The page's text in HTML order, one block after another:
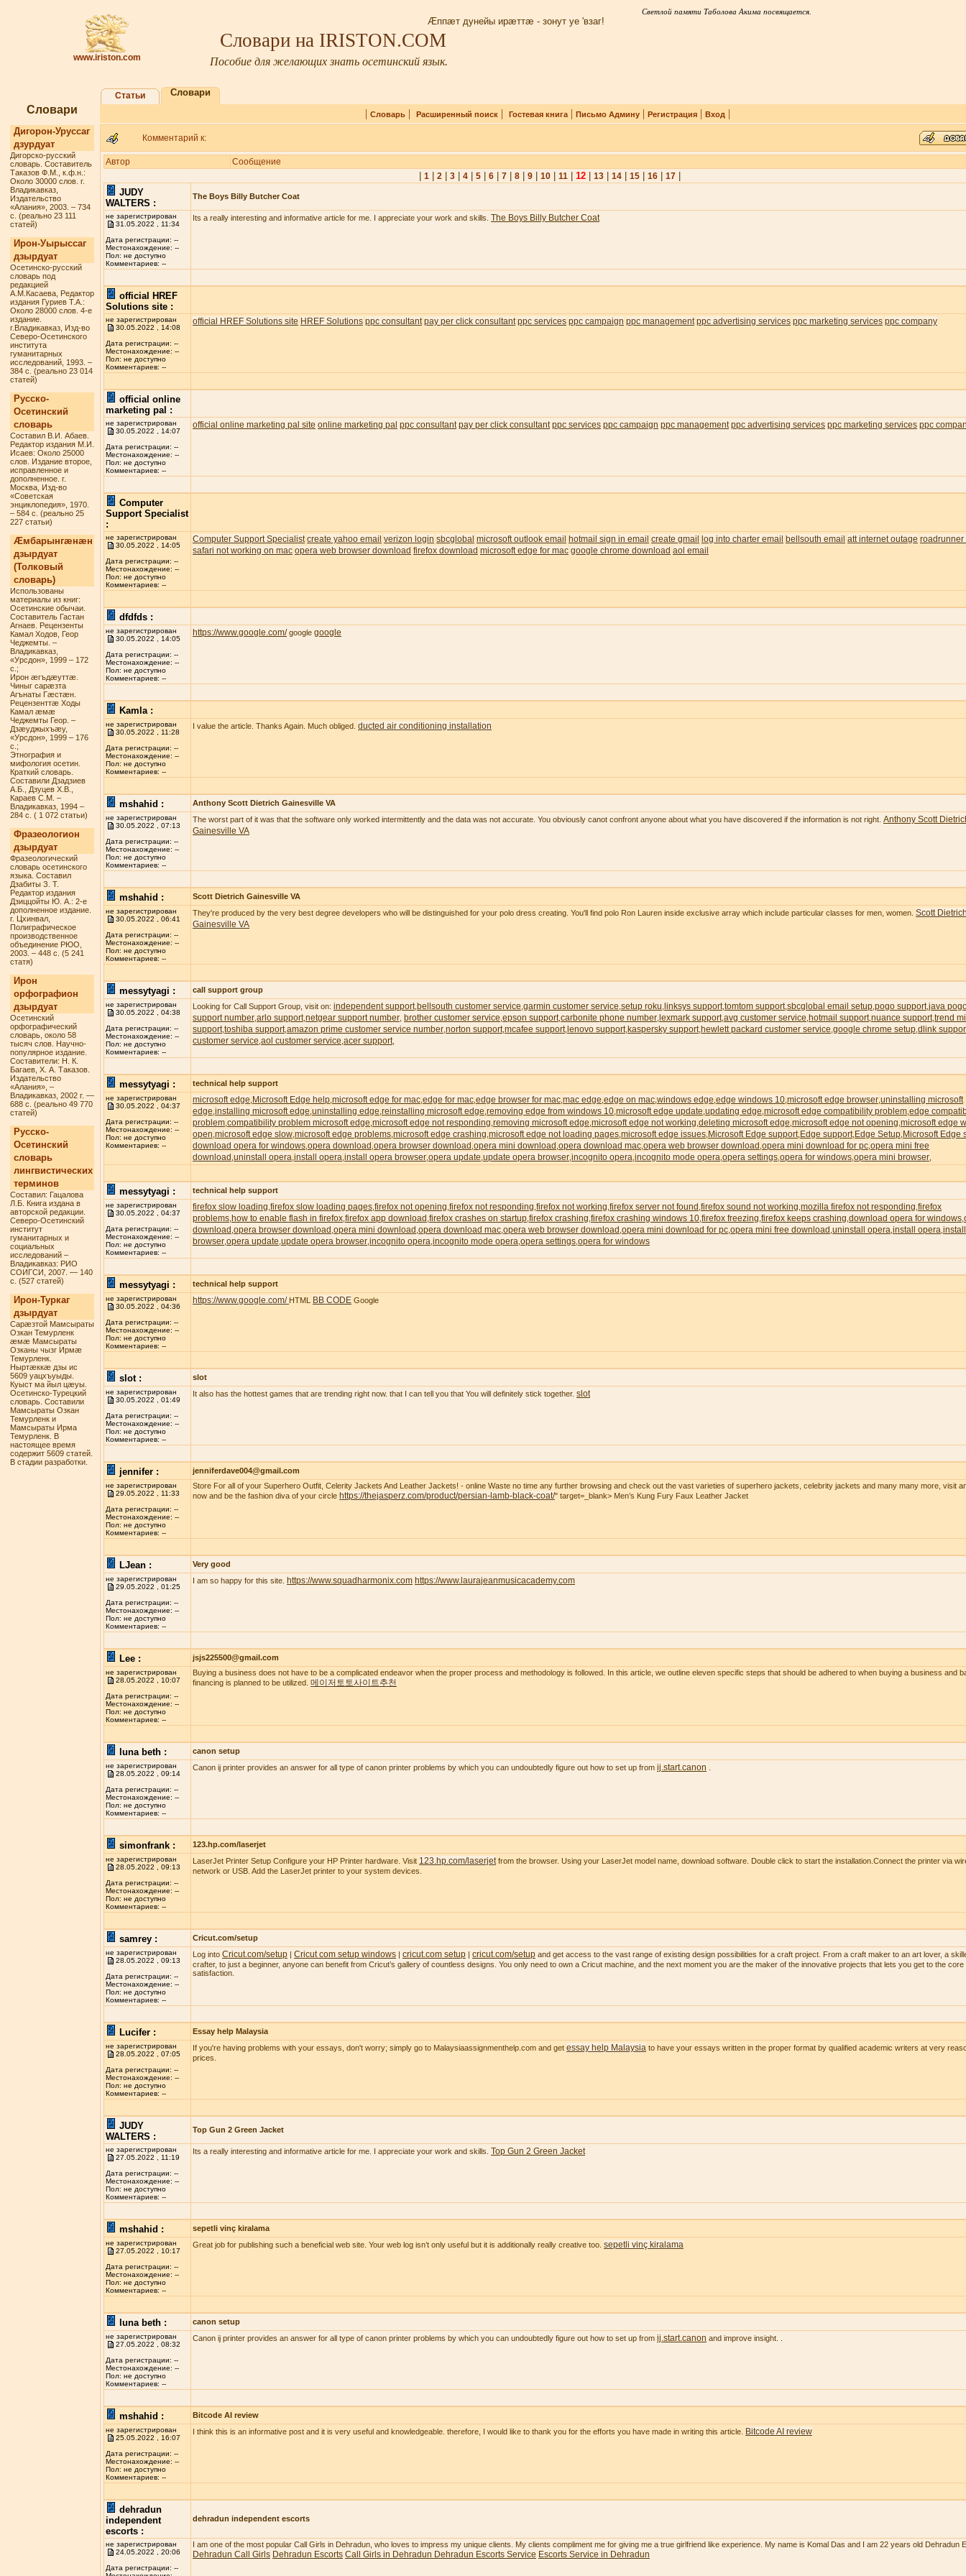
www.iriston.com
Светлой памяти Таболова Акима посвящается.
Æппæт дунейы ирæттæ - зонут уе 'взаг!
Словари на IRISTON.COM
Пособие для желающих знать осетинский язык.
Словари
Дигорон-Уруссаг
дзурдуат
Дигорско-русский
словарь. Составитель
Таказов Ф.М., к.ф.н.:
Около 30000 слов. г.
Владикавказ,
Издательство
«Алания», 2003. – 734
с. (реально 23 111
статей)
Ирон-Уырыссаг
дзырдуат
Осетинско-русский
словарь под
редакцией
А.М.Касаева, Редактор
издания Гуриев Т.А.:
Около 28000 слов. 4-е
издание.
г.Владикавказ, Изд-во
Северо-Осетинского
института
гуманитарных
исследований, 1993. –
384 с. (реально 23 014
статей)
Русско-
Осетинский
словарь
Составил В.И. Абаев.
Редактор издания М.И.
Исаев: Около 25000
слов. Издание второе,
исправленное и
дополненное. г.
Москва, Изд-во
«Советская
энциклопедия», 1970.
– 584 с. (реально 25
227 статьи)
Æмбарынгæнæн
дзырдуат
(Толковый
словарь)
Использованы
материалы из книг:
Осетинские обычаи.
Составитель Гастан
Агнаев. Рецензенты
Камал Ходов, Геор
Чеджемты. –
Владикавказ,
«Урсдон», 1999 – 172
с.;
Ирон æгъдæуттæ.
Чиныг сарæзта
Агънаты Гæстæн.
Рецензенттæ Ходы
Камал æмæ
Чеджемты Геор. –
Дзæуджыхъæу,
«Урсдон», 1999 – 176
с.;
Этнография и
мифология осетин.
Краткий словарь.
Составили Дзадзиев
А.Б., Дзуцев Х.В.,
Караев С.М. –
Владикавказ, 1994 –
284 с. ( 1 072 статьи)
Фразеологион
дзырдуат
Фразеологический
словарь осетинского
языка. Составил
Дзабиты З. Т.
Редактор издания
Дзиццойты Ю. А.: 2-е
дополненное издание.
г. Цхинвал,
Полиграфическое
производственное
объединение РЮО,
2003. – 448 с. (5 241
статя)
Ирон
орфографион
дзырдуат
Осетинский
орфографический
словарь, около 58
тысяч слов. Научно-
популярное издание.
Составители: Н. К.
Багаев, Х. А. Таказов.
Издательство
«Алания», –
Владикавказ, 2002 г. —
688 с. (реально 49 770
статей)
Русско-
Осетинский
словарь
лингвистических
терминов
Составил: Гацалова
Л.Б. Книга издана в
авторской редакции.
Северо-Осетинский
институт
гуманитарных и
социальных
исследований –
Владикавказ: РИО
СОИГСИ, 2007. — 140
с. (527 статей)
Ирон-Туркаг
дзырдуат
Сарæзтой Мамсыраты
Озкан Темурленк
æмæ Мамсыраты
Озканы чызг Ирмæ
Темурленк.
Ныртæккæ дзы ис
5609 уацхъуыды.
Куыст ма йыл цæуы.
Осетинско-Турецкий
словарь. Составили
Мамсыраты Озкан
Темурленк и
Мамсыраты Ирма
Темурленк. В
настоящее время
содержит 5609 статей.
В стадии разработки.
Статьи Словари
| Словарь | Расширенный поиск | Гостевая книга | Письмо Админу | Регистрация | Вход |
Комментарий к:
Автор Сообщение
1 2 3 4 5 6 7 8 9 10 11 12 13 14 15 16 17
JUDY
WALTERS :
The Boys Billy Butcher Coat
не зарегистрирован
31.05.2022 , 11:34
Дата регистрации: --
Местонахождение: --
Пол: не доступно
Комментариев: --
Its a really interesting and informative article for me. I appreciate your work and skills. The Boys Billy Butcher Coat
official HREF
Solutions site :
не зарегистрирован
30.05.2022 , 14:08
Дата регистрации: --
Местонахождение: --
Пол: не доступно
Комментариев: --
official HREF Solutions site HREF Solutions ppc consultant pay per click consultant ppc services ppc campaign ppc management ppc advertising services ppc marketing services ppc company
official online
marketing pal :
не зарегистрирован
30.05.2022 , 14:07
Дата регистрации: --
Местонахождение: --
Пол: не доступно
Комментариев: --
official online marketing pal site online marketing pal ppc consultant pay per click consultant ppc services ppc campaign ppc management ppc advertising services ppc marketing services ppc
Computer
Support Specialist
:
не зарегистрирован
30.05.2022 , 14:05
Дата регистрации: --
Местонахождение: --
Пол: не доступно
Комментариев: --
Computer Support Specialist create yahoo email verizon login sbcglobal microsoft outlook email hotmail sign in email create gmail log into charter email bellsouth email att internet outage roadrunner
safari not working on mac opera web browser download firefox download microsoft edge for mac google chrome download aol email
dfdfds :
не зарегистрирован
30.05.2022 , 14:05
Дата регистрации: --
Местонахождение: --
Пол: не доступно
Комментариев: --
https://www.google.com/google google
Kamla :
не зарегистрирован
30.05.2022 , 11:28
Дата регистрации: --
Местонахождение: --
Пол: не доступно
Комментариев: --
I value the article. Thanks Again. Much obliged. ducted air conditioning installation
mshahid : Anthony Scott Dietrich Gainesville VA
не зарегистрирован
30.05.2022 , 07:13
Дата регистрации: --
Местонахождение: --
Пол: не доступно
Комментариев: --
The worst part of it was that the software only worked intermittently and the data was not accurate. You obviously canot confront anyone about what you have discovered if the information is not right. Anthony Scott
Gainesville VA
mshahid : Scott Dietrich Gainesville VA
не зарегистрирован
30.05.2022 , 06:41
Дата регистрации: --
Местонахождение: --
Пол: не доступно
Комментариев: --
They're produced by the very best degree developers who will be distinguished for your polo dress creating. You'll find polo Ron Lauren inside exclusive array which include particular classes for men, women. Scott
Gainesville VA
messytyagi : call support group
не зарегистрирован
30.05.2022 , 04:38
Дата регистрации: --
Местонахождение: --
Пол: не доступно
Комментариев: --
Looking for Call Support Group, visit on: independent support, bellsouth customer service garmin customer service setup roku linksys support,tomtom support,sbcglobal email setup pogo support,java
support number arlo support,netgear support number brother customer service epson support,carbonite phone number lexmark support,avg customer service hotmail support,nuance support,trend
support,toshiba support,amazon prime customer service number norton support,mcafee support, lenovo support, kaspersky support, hewlett packard customer service google chrome setup dlink
customer service aol customer service acer support,
messytyagi : technical help support
не зарегистрирован
30.05.2022 , 04:37
Дата регистрации: --
Местонахождение: --
Пол: не доступно
Комментариев: --
microsoft edge Microsoft Edge help microsoft edge for mac edge for mac edge browser for mac mac edge edge on mac windows edge edge windows 10 microsoft edge browser uninstalling microsoft
edge installing microsoft edge uninstalling edge reinstalling microsoft edge removing edge from windows 10 microsoft edge update updating edge microsoft edge compatibility problem edge
problem compatibility problem microsoft edge microsoft edge not responding removing microsoft edge microsoft edge not working deleting microsoft edge microsoft edge not opening microsoft edge
open microsoft edge slow microsoft edge problems microsoft edge crashing microsoft edge not loading pages microsoft edge issues Microsoft Edge support Edge support Edge Setup Microsoft Edge
download opera for windows opera download opera browser download opera mini download opera download mac opera web browser download opera mini download for pc opera mini free
download uninstall opera install opera install opera browser opera update update opera browser incognito opera incognito mode opera opera settings opera for windows opera mini browser
messytyagi : technical help support
не зарегистрирован
30.05.2022 , 04:37
Дата регистрации: --
Местонахождение: --
Пол: не доступно
Комментариев: --
firefox slow loading firefox slow loading pages firefox not opening firefox not responding firefox not working firefox server not found firefox sound not working mozilla firefox not responding firefox
problems how to enable flash in firefox firefox app download firefox crashes on startup firefox crashing firefox crashing windows 10 firefox freezing firefox keeps crashing download opera for windows
download opera browser download opera mini download opera download mac opera web browser download opera mini download for pc opera mini free download uninstall opera install opera
browser opera update update opera browser incognito opera incognito mode opera opera settings opera for windows
messytyagi : technical help support
не зарегистрирован
30.05.2022 , 04:36
Дата регистрации: --
Местонахождение: --
Пол: не доступно
Комментариев: --
https://www.google.com/ HTML BB CODE Google
slot : slot
не зарегистрирован
30.05.2022 , 01:49
Дата регистрации: --
Местонахождение: --
Пол: не доступно
Комментариев: --
It also has the hottest games that are trending right now. that I can tell you that You will definitely stick together. slot
jennifer : jenniferdave004@gmail.com
не зарегистрирован
29.05.2022 , 11:33
Дата регистрации: --
Местонахождение: --
Пол: не доступно
Комментариев: --
Store For all of your Superhero Outfit, Celerity Jackets And Leather Jackets! - online Waste no time any further browsing and check out the vast varieties of superhero jackets, celebrity jackets and many many more, visit
now and be the fashion diva of your circle https://thejasperz.com/product/persian-lamb-black-coat/" target=_blank> Men’s Kung Fury Faux Leather Jacket
LJean : Very good
не зарегистрирован
29.05.2022 , 01:25
Дата регистрации: --
Местонахождение: --
Пол: не доступно
Комментариев: --
I am so happy for this site. https://www.squadharmonix.com https://www.laurajeanmusicacademy.com
Lee : jsjs225500@gmail.com
не зарегистрирован
28.05.2022 , 10:07
Дата регистрации: --
Местонахождение: --
Пол: не доступно
Комментариев: --
Buying a business does not have to be a complicated endeavor when the proper process and methodology is followed. In this article, we outline eleven specific steps that should be adhered to when buying a business and
financing is planned to be utilized. 메이저토토사이트추천
luna beth : canon setup
не зарегистрирован
28.05.2022 , 09:14
Дата регистрации: --
Местонахождение: --
Пол: не доступно
Комментариев: --
Canon ij printer provides an answer for all type of canon printer problems by which you can undoubtedly figure out how to set up from ij.start.canon
simonfrank : 123.hp.com/laserjet
не зарегистрирован
28.05.2022 , 09:13
Дата регистрации: --
Местонахождение: --
Пол: не доступно
Комментариев: --
LaserJet Printer Setup Configure your HP Printer hardware. Visit 123.hp.com/laserjet from the browser. Using your LaserJet model name, download software. Double click to start the installation.Connect the printer via
network or USB. Add the LaserJet printer to your system devices.
samrey : Cricut.com/setup
не зарегистрирован
28.05.2022 , 09:13
Дата регистрации: --
Местонахождение: --
Пол: не доступно
Комментариев: --
Log into Cricut.com/setup | Cricut com setup windows | cricut.com setup | cricut.com/setup and get access to the vast range of existing design possibilities for a craft project. From a craft maker to an art lover, a
crafter, to just a beginner, anyone can benefit from Cricut’s gallery of countless designs. You only need to own a Cricut machine, and the next moment you are the maker of the innovative projects that lets you get to the core
satisfaction.
Lucifer : Essay help Malaysia
не зарегистрирован
28.05.2022 , 07:05
Дата регистрации: --
Местонахождение: --
Пол: не доступно
Комментариев: --
If you're having problems with your essays, don't worry; simply go to Malaysiaassignmenthelp.com and get essay help Malaysia to have your essays written in the proper format by qualified academic writers at very
prices.
JUDY
WALTERS :
Top Gun 2 Green Jacket
не зарегистрирован
27.05.2022 , 11:19
Дата регистрации: --
Местонахождение: --
Пол: не доступно
Комментариев: --
Its a really interesting and informative article for me. I appreciate your work and skills. Top Gun 2 Green Jacket
mshahid : sepetli vinç kiralama
не зарегистрирован
27.05.2022 , 10:17
Дата регистрации: --
Местонахождение: --
Пол: не доступно
Комментариев: --
Great job for publishing such a beneficial web site. Your web log isn’t only useful but it is additionally really creative too. sepetli vinç kiralama
luna beth : canon setup
не зарегистрирован
27.05.2022 , 08:32
Дата регистрации: --
Местонахождение: --
Пол: не доступно
Комментариев: --
Canon ij printer provides an answer for all type of canon printer problems by which you can undoubtedly figure out how to set up from ij.start.canon and improve insight. .
mshahid : Bitcode AI review
не зарегистрирован
25.05.2022 , 16:07
Дата регистрации: --
Местонахождение: --
Пол: не доступно
Комментариев: --
I think this is an informative post and it is very useful and knowledgeable. therefore, I would like to thank you for the efforts you have made in writing this article. Bitcode AI review
dehradun
independent
escorts :
dehradun independent escorts
не зарегистрирован
24.05.2022 , 20:06
Дата регистрации: --
I am one of the most popular Call Girls in Dehradun, who loves to impress my unique clients. My clients compliment me for giving me a true girlfriend like experience. My name is Komal Das and I am 22 years old Dehradun
Dehradun Call Girls Dehradun Escorts Call Girls in Dehradun Dehradun Escorts Service Escorts Service in Dehradun